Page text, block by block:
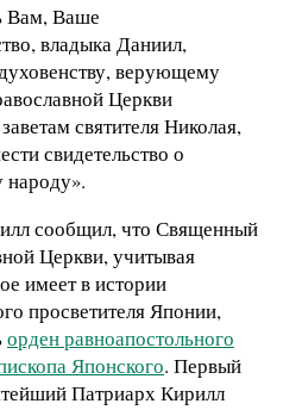
Вам, Ваше
владыка Даниил,
верующему
Церкви
святителя Николая,
свидетельство о
народу».
сообщил, что Священный
Церкви, учитывая
имеет в истории
просветителя Японии,
орден равноапостольного
Японского. Первый
Патриарх Кирилл